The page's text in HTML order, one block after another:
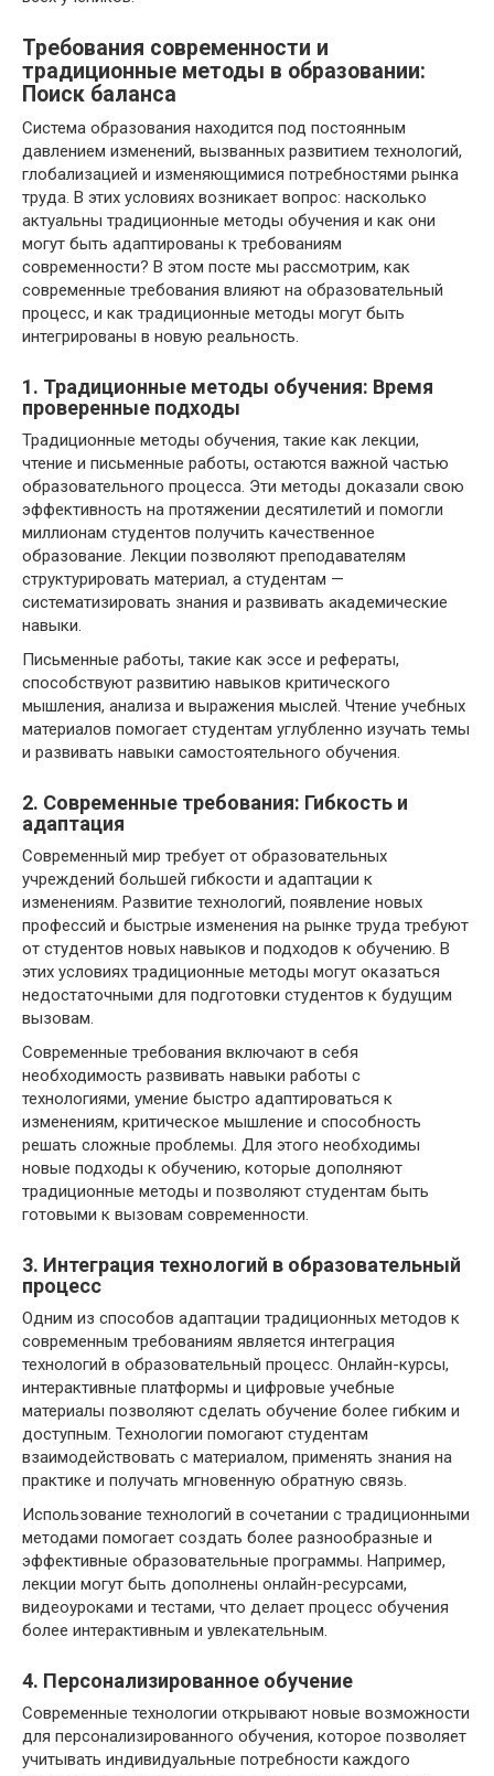
Требования современности и
традиционные методы в образовании:
Поиск баланса
Система образования находится под постоянным
давлением изменений, вызванных развитием технологий,
глобализацией и изменяющимися потребностями рынка
труда. В этих условиях возникает вопрос: насколько
актуальны традиционные методы обучения и как они
могут быть адаптированы к требованиям
современности? В этом посте мы рассмотрим, как
современные требования влияют на образовательный
процесс, и как традиционные методы могут быть
интегрированы в новую реальность.
1. Традиционные методы обучения: Время
проверенные подходы
Традиционные методы обучения, такие как лекции,
чтение и письменные работы, остаются важной частью
образовательного процесса. Эти методы доказали свою
эффективность на протяжении десятилетий и помогли
миллионам студентов получить качественное
образование. Лекции позволяют преподавателям
структурировать материал, а студентам —
систематизировать знания и развивать академические
навыки.
Письменные работы, такие как эссе и рефераты,
способствуют развитию навыков критического
мышления, анализа и выражения мыслей. Чтение учебных
материалов помогает студентам углубленно изучать темы
и развивать навыки самостоятельного обучения.
2. Современные требования: Гибкость и
адаптация
Современный мир требует от образовательных
учреждений большей гибкости и адаптации к
изменениям. Развитие технологий, появление новых
профессий и быстрые изменения на рынке труда требуют
от студентов новых навыков и подходов к обучению. В
этих условиях традиционные методы могут оказаться
недостаточными для подготовки студентов к будущим
вызовам.
Современные требования включают в себя
необходимость развивать навыки работы с
технологиями, умение быстро адаптироваться к
изменениям, критическое мышление и способность
решать сложные проблемы. Для этого необходимы
новые подходы к обучению, которые дополняют
традиционные методы и позволяют студентам быть
готовыми к вызовам современности.
3. Интеграция технологий в образовательный
процесс
Одним из способов адаптации традиционных методов к
современным требованиям является интеграция
технологий в образовательный процесс. Онлайн-курсы,
интерактивные платформы и цифровые учебные
материалы позволяют сделать обучение более гибким и
доступным. Технологии помогают студентам
взаимодействовать с материалом, применять знания на
практике и получать мгновенную обратную связь.
Использование технологий в сочетании с традиционными
методами помогает создать более разнообразные и
эффективные образовательные программы. Например,
лекции могут быть дополнены онлайн-ресурсами,
видеоуроками и тестами, что делает процесс обучения
более интерактивным и увлекательным.
4. Персонализированное обучение
Современные технологии открывают новые возможности
для персонализированного обучения, которое позволяет
учитывать индивидуальные потребности каждого